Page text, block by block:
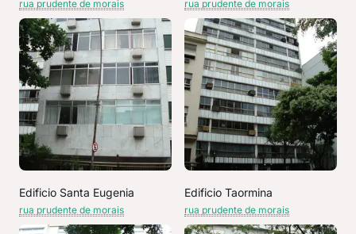
rua prudente de morais rua prudente de morais
Edificio Santa Eugenia
rua prudente de morais
Edificio Taormina
rua prudente de morais